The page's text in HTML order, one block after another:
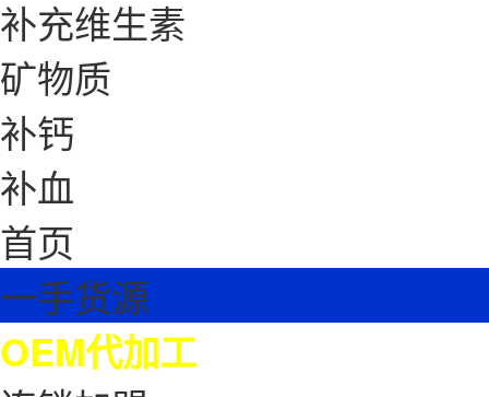
补充维生素
矿物质
补钙
补血
首页
一手货源
OEM代加工